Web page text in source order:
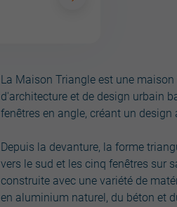
La Maison Triangle est une
d'architecture et de design urbain
fenêtres en angle, créant un
Depuis la devanture, la forme
vers le sud et les cinq fenêtres sur
construite avec une variété de
en aluminium naturel, du béton et